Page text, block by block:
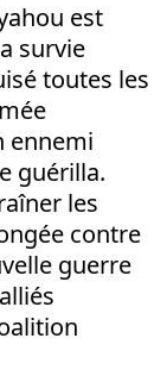
est
survie
toutes les
ennemi
guérilla.
les
contre
guerre